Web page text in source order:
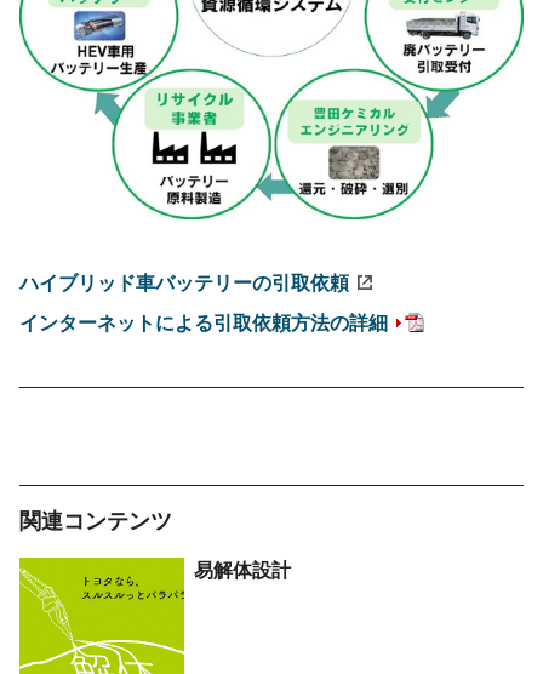
ハイブリッド車バッテリーの引取依頼
インターネットによる引取依頼方法の詳細
関連コンテンツ
易解体設計